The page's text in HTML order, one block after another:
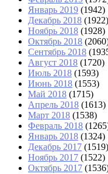
Январь 2019 (1942)
Декабрь 2018 (1922)
Ноябрь 2018 (1928)
Октябрь 2018
Сентябрь 2018
Август 2018 (1720)
Июль 2018 (1593)
Июнь 2018 (1553)
Май 2018 (1715)
Апрель 2018 (1613)
Март 2018 (1538)
Февраль 2018
Январь 2018 (1324)
Декабрь 2017 (1519)
Ноябрь 2017 (1522)
Октябрь 2017